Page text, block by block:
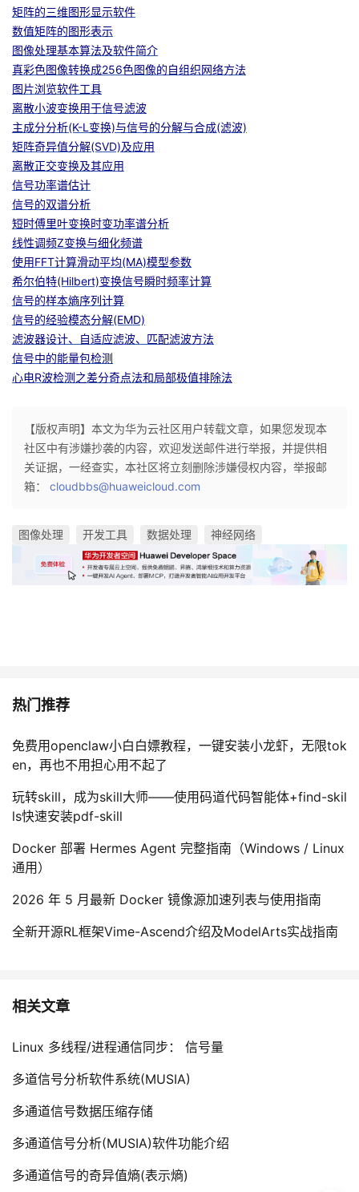
子
直
播
的
活
动
我
的
关
注
我
的
开
发
者
学
堂
我
的
程
我
认
证
的
实
我
的
藏
我
的
Programs
我
的
支
持
我
的
技
支
持
我
的
声
建
矩阵的三维图形显示软件
数值矩阵的图形表示
图像处理基本算法及软件简介
真彩色图像转换成256色图像的自组织网络方法
图片浏览软件工具
离散小波变换用于信号滤波
主成分分析(K-L变换)与信号的分解与合成(滤波)
矩阵奇异值分解(SVD)及应用
离散正交变换及其应用
信号功率谱估计
信号的双谱分析
短时傅里叶变换时变功率谱分析
线性调频Z变换与细化频谱
使用FFT计算滑动平均(MA)模型参数
希尔伯特(Hilbert)变换信号瞬时频率计算
信号的样本熵序列计算
信号的经验模态分解(EMD)
滤波器设计、自适应滤波、匹配滤波方法
信号中的能量包检测
心电R波检测之差分奇点法和局部极值排除法
【版权声明】本文为华为云社区用户转载文章，如果您发现本
社区中有涉嫌抄袭的内容，欢迎发送邮件进行举报，并提供相
关证据，一经查实，本社区将立刻删除涉嫌侵权内容，举报邮
箱： cloudbbs@huaweicloud.com
图像处理 开发工具 数据处理 神经网络
热门推荐
免费用openclaw小白白嫖教程，一键安装小龙虾，无限tok
en，再也不用担心用不起了
玩转skill，成为skill大师——使用码道代码智能体+find-skil
ls快速安装pdf-skill
Docker 部署 Hermes Agent 完整指南（Windows / Linux
通用）
2026 年 5 月最新 Docker 镜像源加速列表与使用指南
全新开源RL框架Vime-Ascend介绍及ModelArts实战指南
相关文章
Linux 多线程/进程通信同步： 信号量
多道信号分析软件系统(MUSIA)
多通道信号数据压缩存储
多通道信号分析(MUSIA)软件功能介绍
多通道信号的奇异值熵(表示熵)